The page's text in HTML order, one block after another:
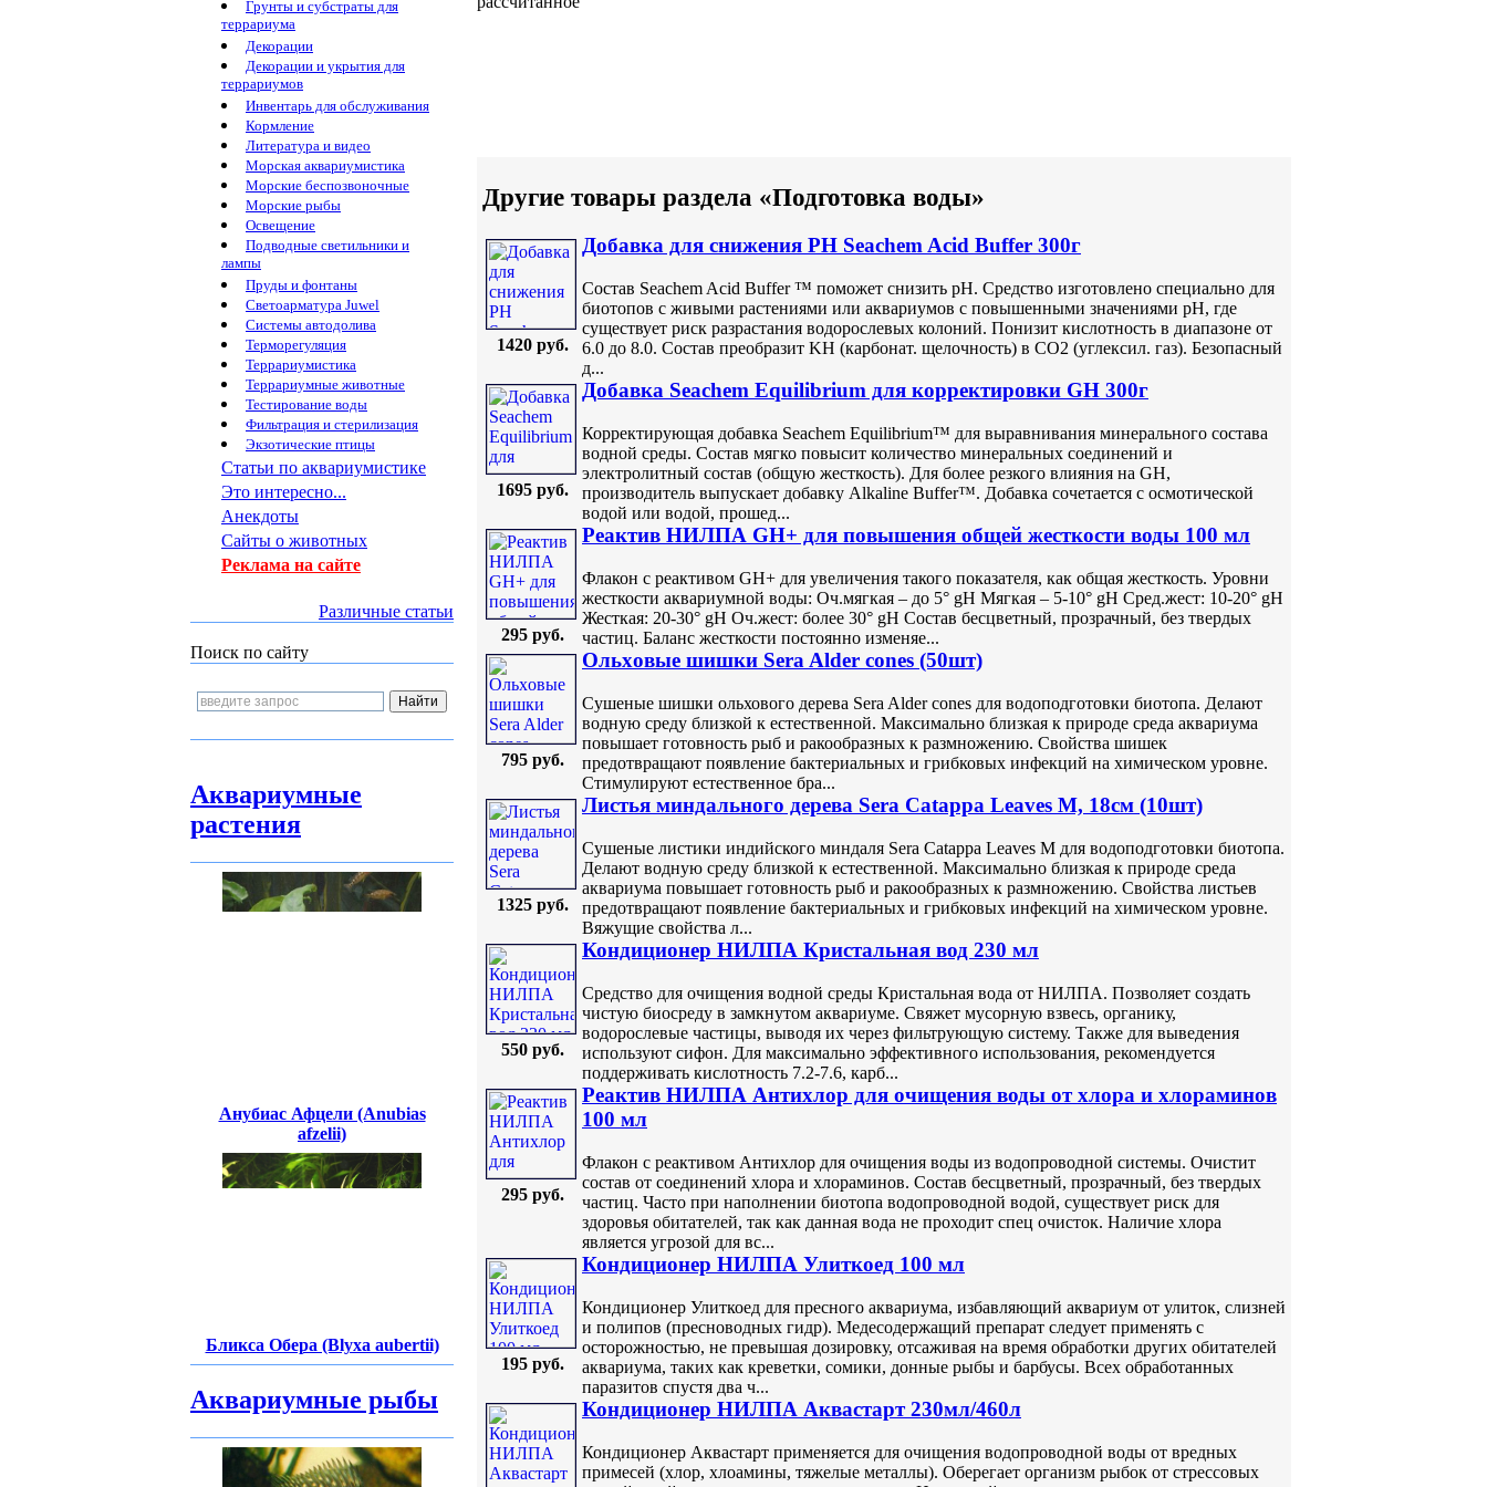
Грунты и субстраты для
террариума
Декорации
Декорации и укрытия для
террариумов
Инвентарь для обслуживания
Кормление
Литература и видео
Морская аквариумистика
Морские беспозвоночные
Морские рыбы
Освещение
Подводные светильники и
лампы
Пруды и фонтаны
Светоарматура Juwel
Системы автодолива
Терморегуляция
Террариумистика
Террариумные животные
Тестирование воды
Фильтрация и стерилизация
Экзотические птицы
Статьи по аквариумистике
Это интересно...
Анекдоты
Сайты о животных
Реклама на сайте
Различные статьи
Поиск по сайту
Аквариумные
растения
Анубиас Афцели (Anubias
afzelii)
Бликса Обера (Blyxa aubertii)
Аквариумные рыбы
Другие товары раздела «Подготовка воды»
1420 руб.
Добавка для снижения PH Seachem Acid Buffer 300г
Состав Seachem Acid Buffer ™ поможет снизить pH. Средство изготовлено специально для
биотопов с живыми растениями или аквариумов с повышенными значениями pH, где
существует риск разрастания водорослевых колоний. Понизит кислотность в диапазоне от
6.0 до 8.0. Состав преобразит KH (карбонат. щелочность) в CO2 (углексил. газ). Безопасный
д...
1695 руб.
Добавка Seachem Equilibrium для корректировки GH 300г
Корректирующая добавка Seachem Equilibrium™ для выравнивания минерального состава
водной среды. Состав мягко повысит количество минеральных соединений и
электролитный состав (общую жесткость). Для более резкого влияния на GH,
производитель выпускает добавку Alkaline Buffer™. Добавка сочетается с осмотической
водой или водой, прошед...
295 руб.
Реактив НИЛПА GH+ для повышения общей жесткости воды 100 мл
Флакон с реактивом GH+ для увеличения такого показателя, как общая жесткость. Уровни
жесткости аквариумной воды: Оч.мягкая – до 5° gH Мягкая – 5-10° gH Сред.жест: 10-20° gH
Жесткая: 20-30° gH Оч.жест: более 30° gH Состав бесцветный, прозрачный, без твердых
частиц. Баланс жесткости постоянно изменяе...
795 руб.
Ольxовые шишки Sera Alder cones (50шт)
Сушеные шишки ольхового дерева Sera Alder cones для водоподготовки биотопа. Делают
водную среду близкой к естественной. Максимально близкая к природе среда аквариума
повышает готовность рыб и ракообразных к размножению. Свойства шишек
предотвращают появление бактериальных и грибковых инфекций на химическом уровне.
Стимулируют естественное бра...
1325 руб.
Листья миндального дерева Sera Catappa Leaves М, 18см (10шт)
Сушеные листики индийского миндаля Sera Catappa Leaves М для водоподготовки биотопа.
Делают водную среду близкой к естественной. Максимально близкая к природе среда
аквариума повышает готовность рыб и ракообразных к размножению. Свойства листьев
предотвращают появление бактериальных и грибковых инфекций на химическом уровне.
Вяжущие свойства л...
550 руб.
Кондиционер НИЛПА Кристальная вод 230 мл
Средство для очищения водной среды Кристальная вода от НИЛПА. Позволяет создать
чистую биосреду в замкнутом аквариуме. Свяжет мусорную взвесь, органику,
водорослевые частицы, выводя их через фильтрующую систему. Также для выведения
используют сифон. Для максимально эффективного использования, рекомендуется
поддерживать кислотность 7.2-7.6, карб...
295 руб.
Реактив НИЛПА Антихлор для очищения воды от хлора и хлораминов
100 мл
Флакон с реактивом Антихлор для очищения воды из водопроводной системы. Очистит
состав от соединений хлора и хлораминов. Состав бесцветный, прозрачный, без твердых
частиц. Часто при наполнении биотопа водопроводной водой, существует риск для
здоровья обитателей, так как данная вода не проходит спец очисток. Наличие хлора
является угрозой для вс...
195 руб.
Кондиционер НИЛПА Улиткоед 100 мл
Кондиционер Улиткоед для пресного аквариума, избавляющий аквариум от улиток, слизней
и полипов (пресноводных гидр). Медесодержащий препарат следует применять с
осторожностью, не превышая дозировку, отсаживая на время обработки других обитателей
аквариума, таких как креветки, сомики, донные рыбы и барбусы. Всех обработанных
паразитов спустя два ч...
Кондиционер НИЛПА Аквастарт 230мл/460л
Кондиционер Аквастарт применяется для очищения водопроводной воды от вредных
примесей (хлор, хлоамины, тяжелые металлы). Оберегает организм рыбок от стрессовых